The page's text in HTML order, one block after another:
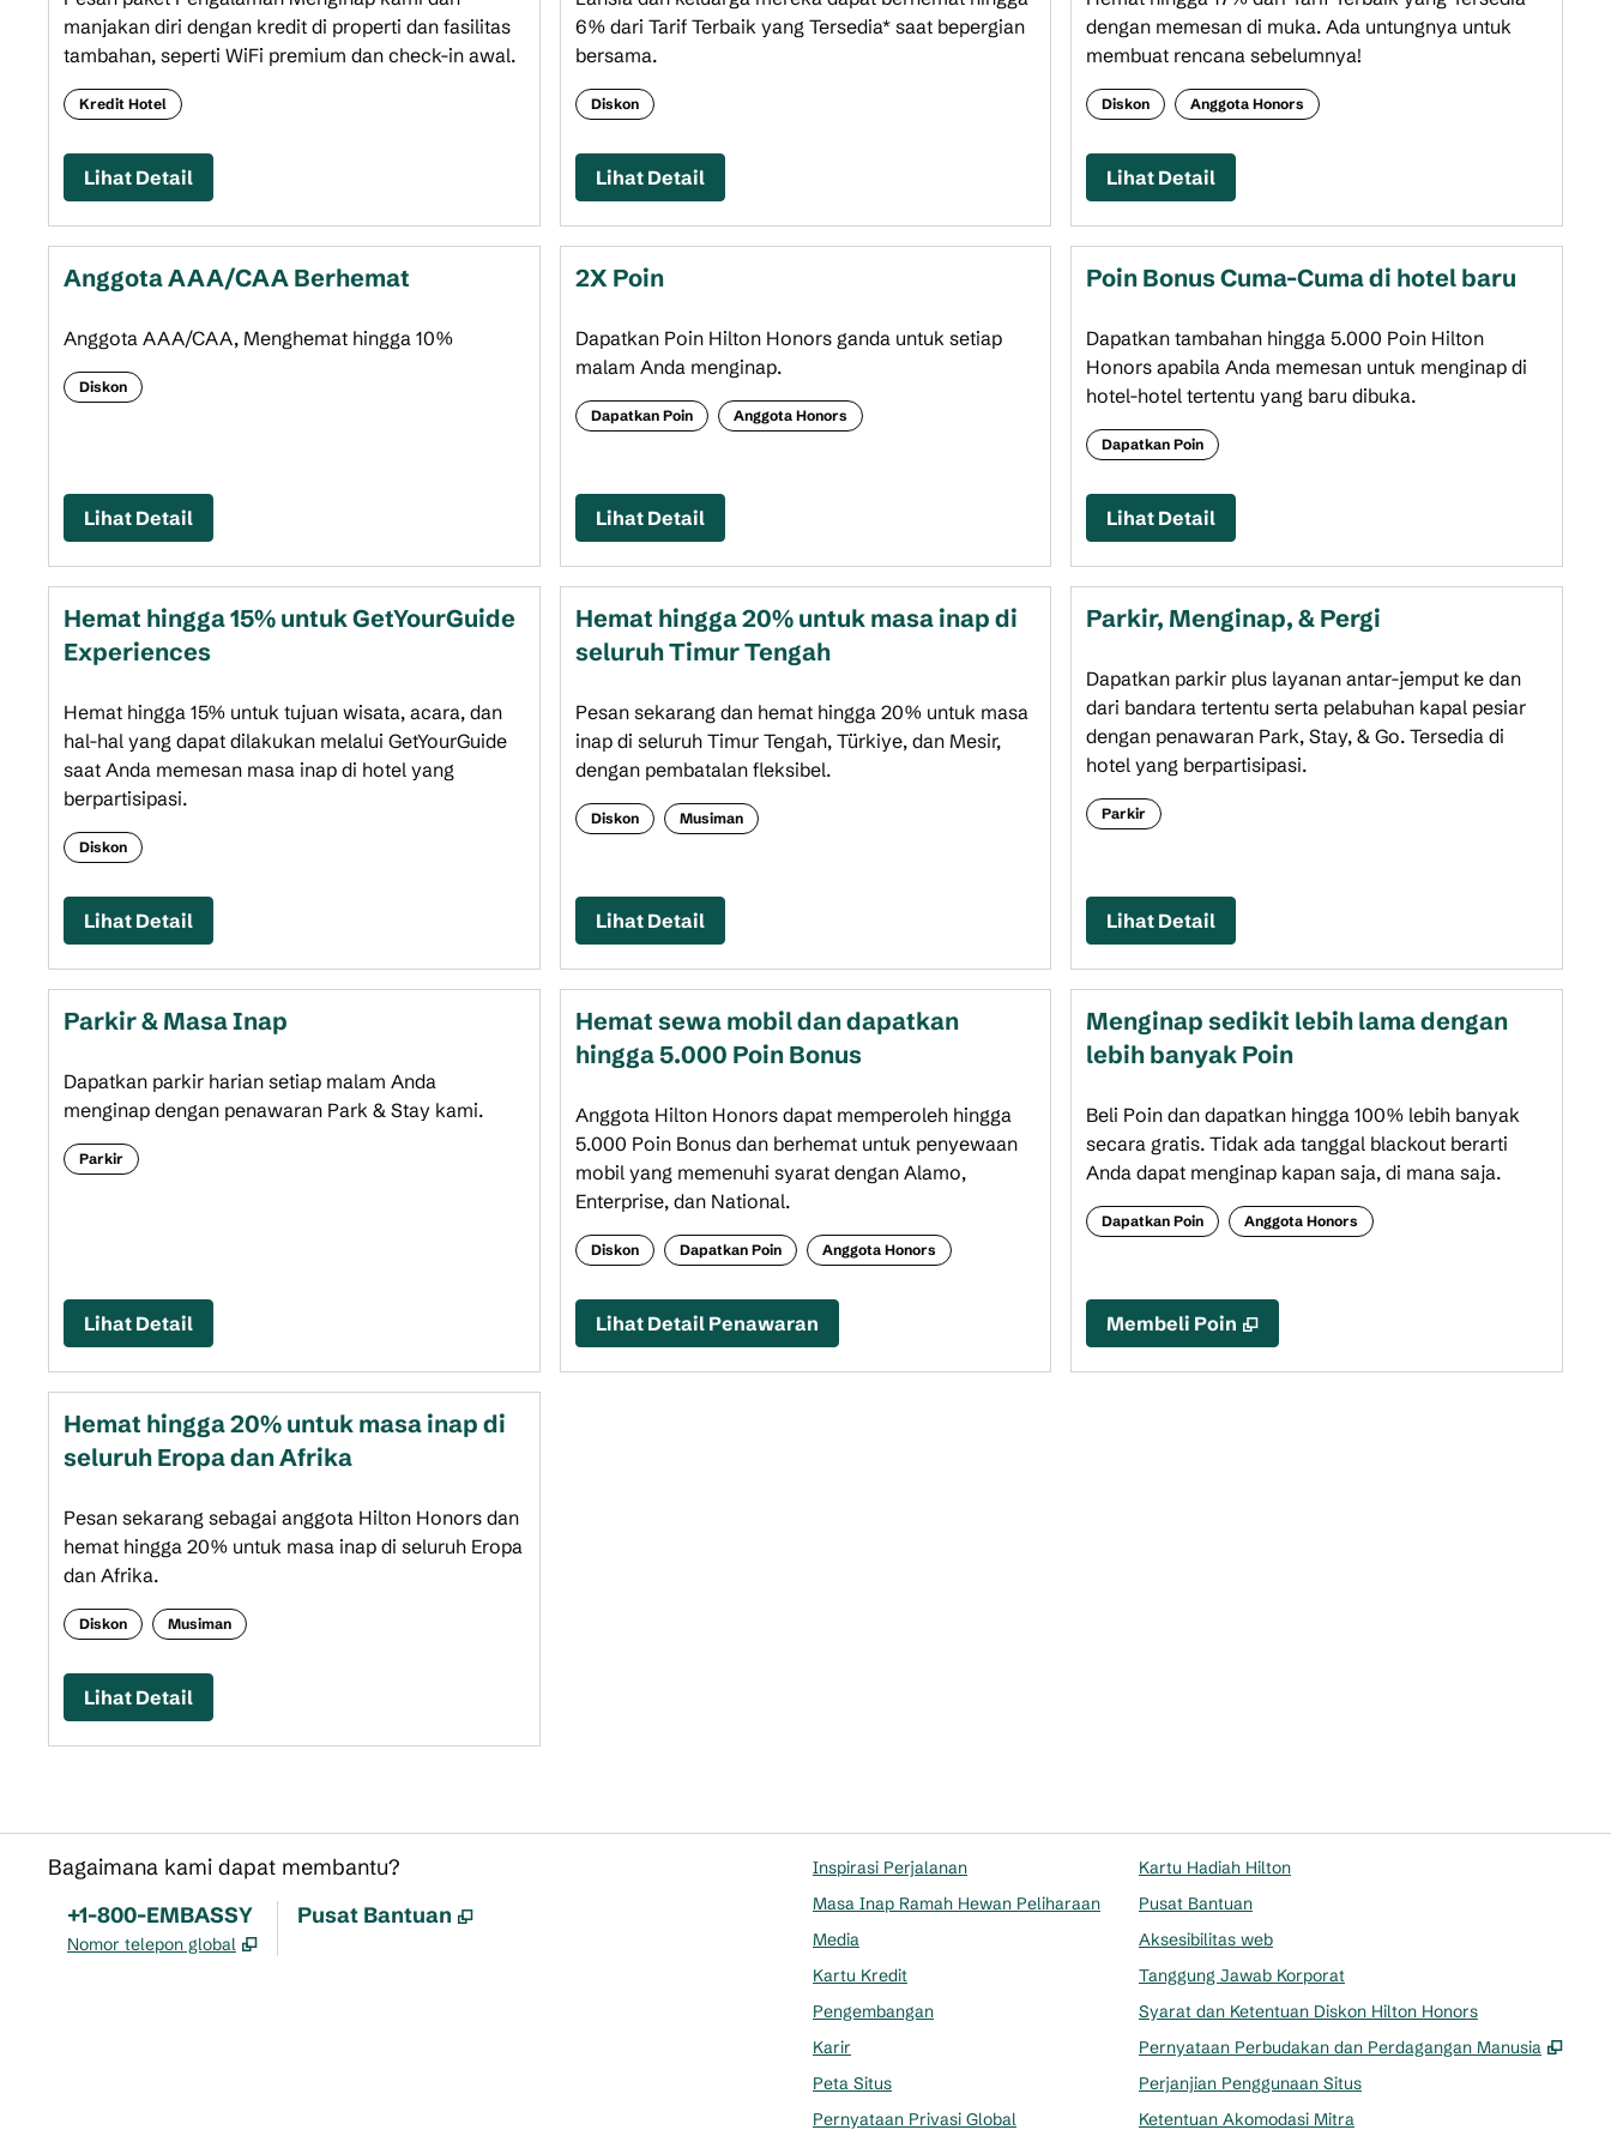
manjakan diri dengan kredit di properti dan fasilitas
tambahan, seperti WiFi premium dan check-in awal.
Kredit Hotel
Lihat Detail
6% dari Tarif Terbaik yang Tersedia* saat bepergian
bersama.
Diskon
Lihat Detail
dengan memesan di muka. Ada untungnya untuk
membuat rencana sebelumnya!
Diskon Anggota Honors
Lihat Detail
Anggota AAA/CAA Berhemat
Anggota AAA/CAA, Menghemat hingga 10%
Diskon
Lihat Detail
2X Poin
Dapatkan Poin Hilton Honors ganda untuk setiap
malam Anda menginap.
Dapatkan Poin Anggota Honors
Lihat Detail
Poin Bonus Cuma-Cuma di hotel baru
Dapatkan tambahan hingga 5.000 Poin Hilton
Honors apabila Anda memesan untuk menginap di
hotel-hotel tertentu yang baru dibuka.
Dapatkan Poin
Lihat Detail
Hemat hingga 15% untuk GetYourGuide
Experiences
Hemat hingga 15% untuk tujuan wisata, acara, dan
hal-hal yang dapat dilakukan melalui GetYourGuide
saat Anda memesan masa inap di hotel yang
berpartisipasi.
Diskon
Lihat Detail
Hemat hingga 20% untuk masa inap di
seluruh Timur Tengah
Pesan sekarang dan hemat hingga 20% untuk masa
inap di seluruh Timur Tengah, Türkiye, dan Mesir,
dengan pembatalan fleksibel.
Diskon Musiman
Lihat Detail
Parkir, Menginap, & Pergi
Dapatkan parkir plus layanan antar-jemput ke dan
dari bandara tertentu serta pelabuhan kapal pesiar
dengan penawaran Park, Stay, & Go. Tersedia di
hotel yang berpartisipasi.
Parkir
Lihat Detail
Parkir & Masa Inap
Dapatkan parkir harian setiap malam Anda
menginap dengan penawaran Park & Stay kami.
Parkir
Lihat Detail
Hemat sewa mobil dan dapatkan
hingga 5.000 Poin Bonus
Anggota Hilton Honors dapat memperoleh hingga
5.000 Poin Bonus dan berhemat untuk penyewaan
mobil yang memenuhi syarat dengan Alamo,
Enterprise, dan National.
Diskon Dapatkan Poin Anggota Honors
Lihat Detail Penawaran
Menginap sedikit lebih lama dengan
lebih banyak Poin
Beli Poin dan dapatkan hingga 100% lebih banyak
secara gratis. Tidak ada tanggal blackout berarti
Anda dapat menginap kapan saja, di mana saja.
Dapatkan Poin Anggota Honors
Membeli Poin ,
Hemat hingga 20% untuk masa inap di
seluruh Eropa dan Afrika
Pesan sekarang sebagai anggota Hilton Honors dan
hemat hingga 20% untuk masa inap di seluruh Eropa
dan Afrika.
Diskon Musiman
Lihat Detail
Bagaimana kami dapat membantu?
Telepon:
+1-800-EMBASSY
Nomor telepon global ,
Pusat Bantuan ,
Inspirasi Perjalanan
Masa Inap Ramah Hewan Peliharaan
Media
Kartu Kredit
Pengembangan
Karir
Peta Situs
Pernyataan Privasi Global
Kartu Hadiah Hilton
Pusat Bantuan
Aksesibilitas web
Tanggung Jawab Korporat
Syarat dan Ketentuan Diskon Hilton Honors
Pernyataan Perbudakan dan Perdagangan Manusia
,
Perjanjian Penggunaan Situs
Ketentuan Akomodasi Mitra